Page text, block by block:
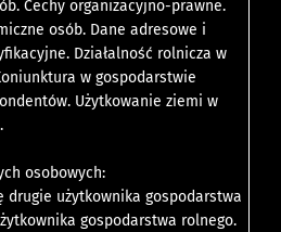
Cechy organizacyjno-prawne.
osób. Dane adresowe i
Działalność rolnicza w
w gospodarstwie
Użytkowanie ziemi w
osobowych:
drugie użytkownika gospodarstwa
gospodarstwa rolnego.